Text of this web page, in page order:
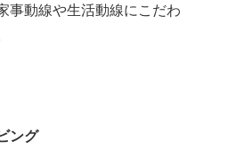
事動線や生活動線にこだわ
ング